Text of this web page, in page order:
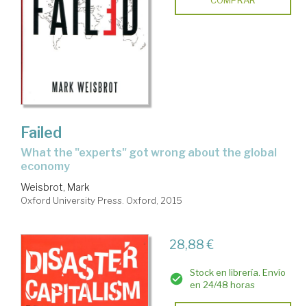
Failed
what the "experts" got wrong about the global
economy
Weisbrot, Mark
Oxford University Press. Oxford, 2015
28,88 €
Stock en librería. Envío
en 24/48 horas